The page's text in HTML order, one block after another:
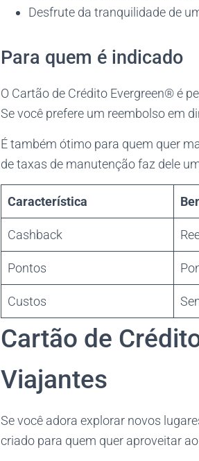
Desfrute da tranquilidade de
Para quem é indicado
O Cartão de Crédito Evergreen® é
Se você prefere um reembolso em
É também ótimo para quem quer
de taxas de manutenção faz dele
Característica
Cashback
Pontos
Custos
Cartão de
Viajantes
Se você adora explorar novos
criado para quem quer aproveitar